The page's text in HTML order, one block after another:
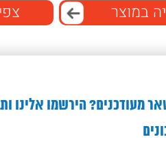
במוצר
מעודכנים? הירשמו אלינו